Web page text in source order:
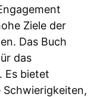
Ziele der
Das Buch
das
Es bietet
Schwierigkeiten,